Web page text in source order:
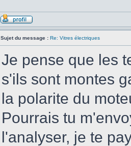
Sujet du message : Re: Vitres électriques
Je pense que les
s'ils sont montes
la polarite du
Pourrais tu
l'analyser, je te